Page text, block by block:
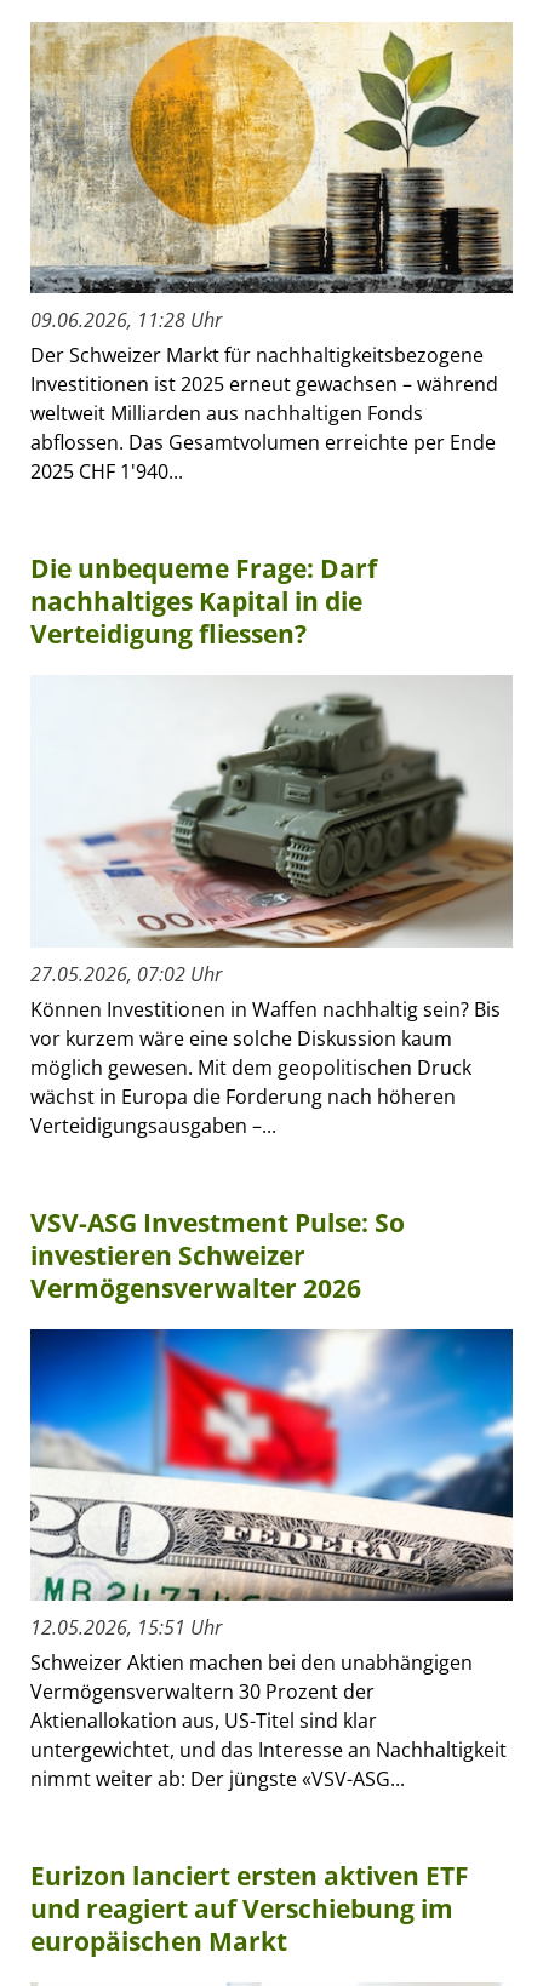
09.06.2026, 11:28 Uhr
Der Schweizer Markt für nachhaltigkeitsbezogene
Investitionen ist 2025 erneut gewachsen – während
weltweit Milliarden aus nachhaltigen Fonds
abflossen. Das Gesamtvolumen erreichte per Ende
2025 CHF 1'940...
Die unbequeme Frage: Darf
nachhaltiges Kapital in die
Verteidigung fliessen?
27.05.2026, 07:02 Uhr
Können Investitionen in Waffen nachhaltig sein? Bis
vor kurzem wäre eine solche Diskussion kaum
möglich gewesen. Mit dem geopolitischen Druck
wächst in Europa die Forderung nach höheren
Verteidigungsausgaben –...
VSV-ASG Investment Pulse: So
investieren Schweizer
Vermögensverwalter 2026
12.05.2026, 15:51 Uhr
Schweizer Aktien machen bei den unabhängigen
Vermögensverwaltern 30 Prozent der
Aktienallokation aus, US-Titel sind klar
untergewichtet, und das Interesse an Nachhaltigkeit
nimmt weiter ab: Der jüngste «VSV-ASG...
Eurizon lanciert ersten aktiven ETF
und reagiert auf Verschiebung im
europäischen Markt